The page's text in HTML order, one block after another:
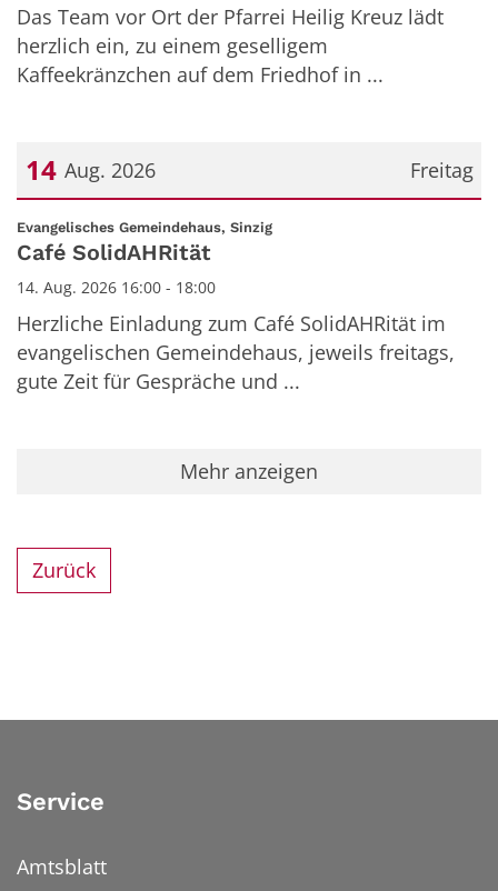
Das Team vor Ort der Pfarrei Heilig Kreuz lädt
herzlich ein, zu einem geselligem
Kaffeekränzchen auf dem Friedhof in ...
Freitag
14 Aug. 2026
Datum: 14. August 2026
Evangelisches Gemeindehaus, Sinzig:
Café SolidAHRität
14. Aug. 2026 16:00 - 18:00
Herzliche Einladung zum Café SolidAHRität im
evangelischen Gemeindehaus, jeweils freitags,
gute Zeit für Gespräche und ...
Mehr anzeigen
Zurück
Service
Amtsblatt